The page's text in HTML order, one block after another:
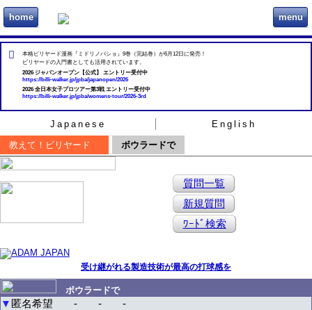
home ビリヲカ menu
本格ビリヤード漫画『ミドリノバショ』9巻（完結巻）が6月12日に発売！
ビリヤードの入門書としても活用されています。
2026 ジャパンオープン【公式】 エントリー受付中
https://billi-walker.jp/jpba/japanopen/2026
2026 全日本女子プロツアー第3戦 エントリー受付中
https://billi-walker.jp/jpba/womens-tour/2026-3rd
Japanese
English
教えて！ビリヤード
ボウラードで
質問一覧
新規質問
ﾜｰﾄﾞ検索
受け継がれる製造技術が最高の打球感を
ボウラードで
▼ 匿名希望 - -
-